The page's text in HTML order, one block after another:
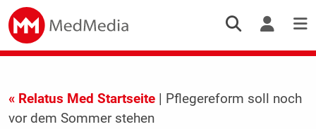
« Relatus Med Startseite| Pflegereform soll noch
vor dem Sommer stehen